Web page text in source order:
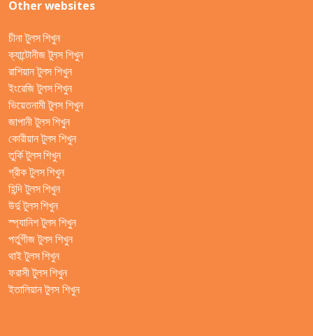
Other websites
চীনা টুলস শিখুন
ক্যান্টোনীজ টুলস শিখুন
রাশিয়ান টুলস শিখুন
ইংরেজি টুলস শিখুন
ভিয়েতনামী টুলস শিখুন
জাপানী টুলস শিখুন
কোরীয়ান টুলস শিখুন
তুর্কি টুলস শিখুন
গ্রীক টুলস শিখুন
হিন্দি টুলস শিখুন
উর্দু টুলস শিখুন
স্প্যানিশ টুলস শিখুন
পর্তুগীজ টুলস শিখুন
থাই টুলস শিখুন
ফরাসী টুলস শিখুন
ইতালিয়ান টুলস শিখুন